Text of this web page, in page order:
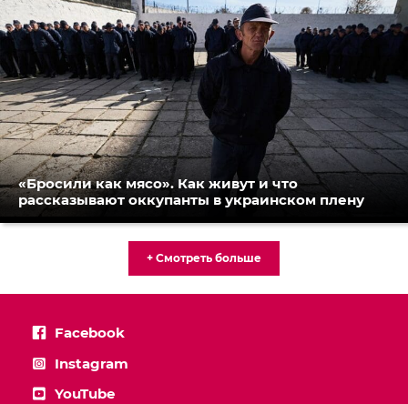
«Бросили как мясо». Как живут и что
рассказывают оккупанты в украинском плену
+ Смотреть больше
Facebook
Instagram
YouTube